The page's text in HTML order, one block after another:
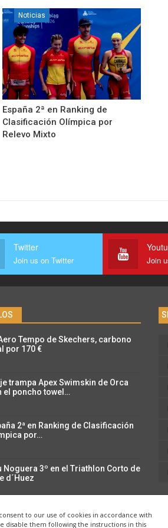
to our use of cookies in accordance with
disable them following the instructions in this
Noticias
España 2ª en Ranking de
Clasificación Olímpica por
Relevo Mixto
Twitter
Join us on Twitter Join
Tempo de Skechers, carbono
por 170 €
trampa Apex Swimskin de Orca
el poncho towel…
2ª en Ranking de Clasificación
por…
Noguera 3º en el Triathlon Corto de
d´Huez